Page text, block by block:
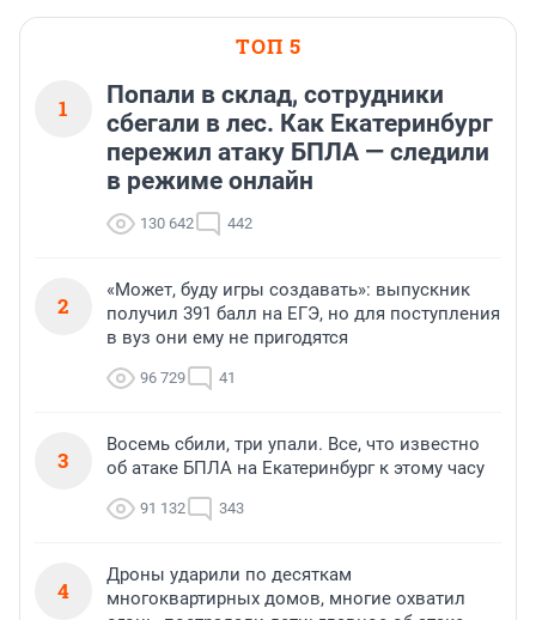
ТОП 5
1
Попали в склад, сотрудники
сбегали в лес. Как Екатеринбург
пережил атаку БПЛА — следили
в режиме онлайн
130 642 442
2
«Может, буду игры создавать»: выпускник
получил 391 балл на ЕГЭ, но для поступления
в вуз они ему не пригодятся
96 729 41
3
Восемь сбили, три упали. Все, что известно
об атаке БПЛА на Екатеринбург к этому часу
91 132 343
4
Дроны ударили по десяткам
многоквартирных домов, многие охватил